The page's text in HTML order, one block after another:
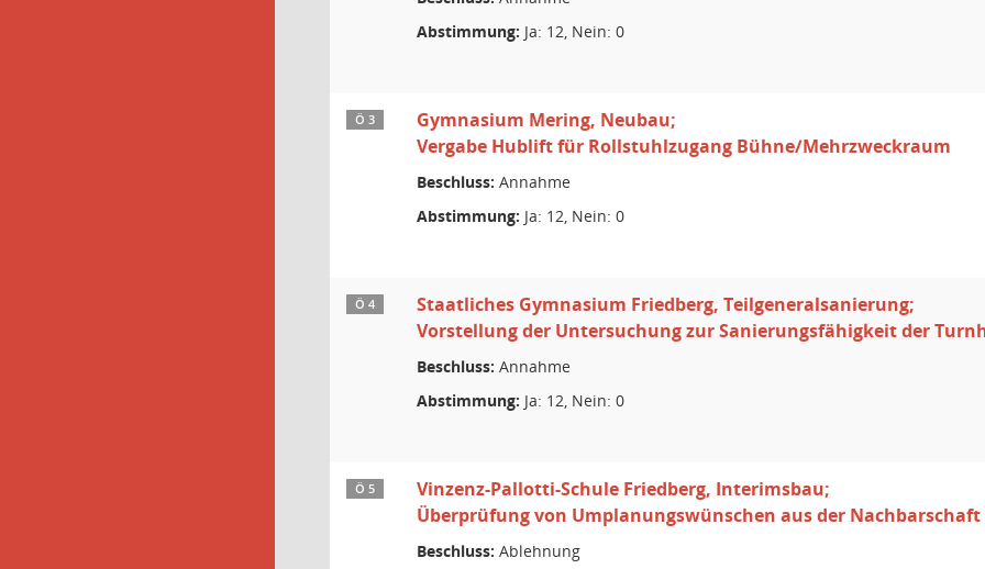
Abstimmung: Ja: 12, Nein: 0
Ö 3
Gymnasium Mering, Neubau;
Vergabe Hublift für Rollstuhlzugang Bühne/Mehrzweckraum
Beschluss: Annahme
Abstimmung: Ja: 12, Nein: 0
Ö 4
Staatliches Gymnasium Friedberg, Teilgeneralsanierung;
Vorstellung der Untersuchung zur Sanierungsfähigkeit der
Beschluss: Annahme
Abstimmung: Ja: 12, Nein: 0
Ö 5
Vinzenz-Pallotti-Schule Friedberg, Interimsbau;
Überprüfung von Umplanungswünschen aus der Nachbarschaft
Beschluss: Ablehnung